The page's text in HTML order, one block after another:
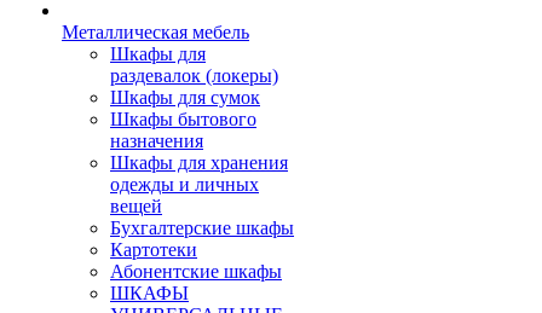
Металлическая мебель
Шкафы для
раздевалок (локеры)
Шкафы для сумок
Шкафы бытового
назначения
Шкафы для хранения
одежды и личных
вещей
Бухгалтерские шкафы
Картотеки
Абонентские шкафы
ШКАФЫ